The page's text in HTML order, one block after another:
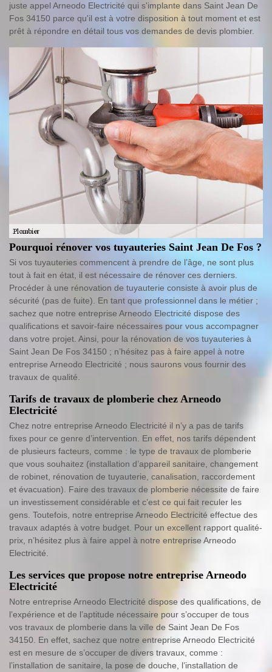
juste appel Arneodo Electricité qui s'implante dans Saint Jean De
Fos 34150 parce qu'il est à votre disposition à tout moment et est
prêt à répondre en détail tous vos demandes de devis plombier.
Pourquoi rénover vos tuyauteries Saint Jean De Fos ?
Si vos tuyauteries commencent à prendre de l’âge, ne sont plus
tout à fait en état, il est nécessaire de rénover ces derniers.
Procéder à une rénovation de tuyauterie consiste à avoir plus de
sécurité (pas de fuite). En tant que professionnel dans le métier ;
sachez que notre entreprise Arneodo Electricité dispose des
qualifications et savoir-faire nécessaires pour vous accompagner
dans votre projet. Ainsi, pour la rénovation de vos tuyauteries à
Saint Jean De Fos 34150 ; n’hésitez pas à faire appel à notre
entreprise Arneodo Electricité ; nous saurons vous fournir des
travaux de qualité.
Tarifs de travaux de plomberie chez Arneodo
Electricité
Chez notre entreprise Arneodo Electricité il n’y a pas de tarifs
fixes pour ce genre d’intervention. En effet, nos tarifs dépendent
de plusieurs facteurs, comme : le type de travaux de plomberie
que vous souhaitez (installation d’appareil sanitaire, changement
de robinet, rénovation de tuyauterie, canalisation, raccordement
et évacuation). Faire des travaux de plomberie nécessite de faire
un investissement considérable et c’est ce qui fait reculer les
gens. Toutefois, notre entreprise Arneodo Electricité effectue des
travaux adaptés à votre budget. Pour un excellent rapport qualité-
prix, n’hésitez plus à faire appel à notre entreprise Arneodo
Electricité.
Les services que propose notre entreprise Arneodo
Electricité
Notre entreprise Arneodo Electricité dispose des qualifications, de
l’expérience et de l’aptitude nécessaire pour s’occuper de tous
vos travaux de plomberie dans la ville de Saint Jean De Fos
34150. En effet, sachez que notre entreprise Arneodo Electricité
est en mesure de s’occuper de divers travaux, comme :
l’installation de sanitaire, la pose de douche, l’installation de